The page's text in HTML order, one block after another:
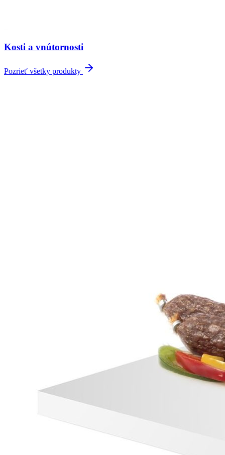
Kosti a vnútornosti
Pozrieť všetky produkty